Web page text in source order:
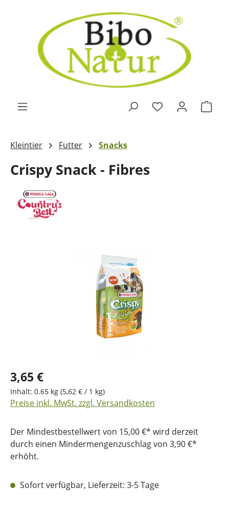
Zum Hauptinhalt springen
Kleintier Futter Snacks
Crispy Snack - Fibres
3,65 €
Inhalt: 0.65 kg (5,62 € / 1 kg)
Preise inkl. MwSt. zzgl. Versandkosten
Der Mindestbestellwert von 15,00 €* wird derzeit
durch einen Mindermengenzuschlag von 3,90 €*
erhöht.
Sofort verfügbar, Lieferzeit: 3-5 Tage